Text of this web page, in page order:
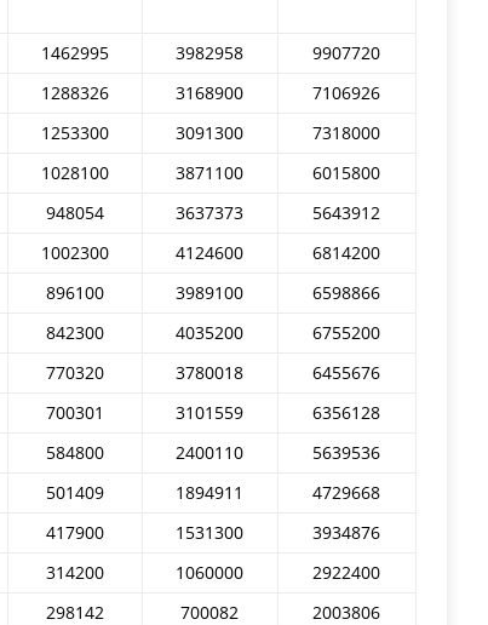
1462995 3982958
9907720
1288326 3168900
7106926
1253300 3091300
7318000
1028100 3871100
6015800
948054 3637373
5643912
1002300 4124600
6814200
896100 3989100
6598866
842300 4035200
6755200
770320 3780018
6455676
700301 3101559
6356128
584800 2400110
5639536
501409 1894911
4729668
417900 1531300
3934876
314200 1060000
2922400
298142 700082
2003806